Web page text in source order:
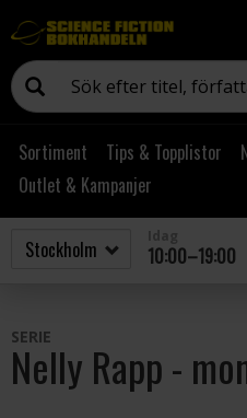
Sortiment Tips & Topplistor
Outlet & Kampanjer
10:00–19:00
SERIE
Nelly Rapp -